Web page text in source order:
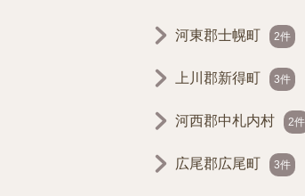
河東郡士幌町 2件
上川郡新得町 3件
河西郡中札内村 2件
広尾郡広尾町 3件